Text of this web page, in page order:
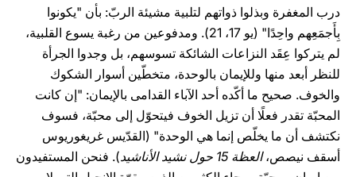
درب المغفرة وبذلوا ذواتهم لتلبية مشيئة الربّ: بأن "يكونوا
بِأَجمَعِهم واحِدًا" (يو 17، 21). ومدفوعين من رغبة يسوع القلبية،
لم يتركوا عِقَد النزاعات الشائكة تسوسهم، بل وجدوا الجرأة
للنظر أبعد منها وللإيمان بالوحدة، متخطّين أسوار الشكوك
والخوف. صحيح ما أكّده أحد الآباء القدامى بالإيمان: "إن كانت
المحبّة تقدر فعلًا أن تزيل الخوف فيتحوّل إلى محبّة، فسوف
نكتشف أن ما يخلّص إنما هي الوحدة" (القدّيس غريغوريوس
أسقف نيصص،العظة 15 حول نشيد الأناشيد
). فنحن المستفيدون